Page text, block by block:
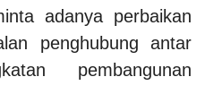
adanya perbaikan
penghubung antar
pembangunan